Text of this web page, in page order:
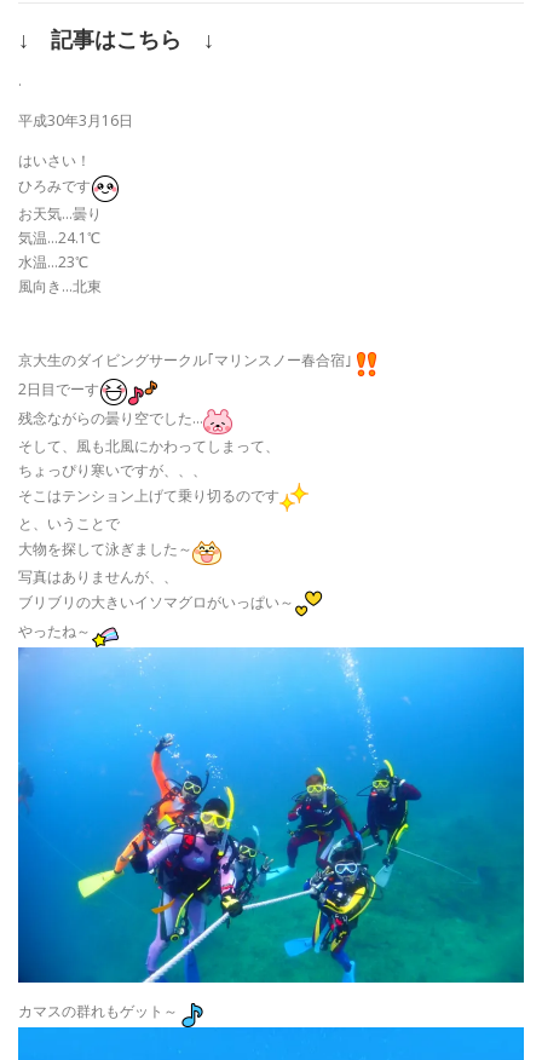
↓ 記事はこちら ↓
.
平成30年3月16日
はいさい！
ひろみです
お天気…曇り
気温…24.1℃
水温…23℃
風向き…北東
京大生のダイビングサークル｢マリンスノー春合宿｣
2日目でーす
残念ながらの曇り空でした…
そして、風も北風にかわってしまって、
ちょっぴり寒いですが、、、
そこはテンション上げて乗り切るのです
と、いうことで
大物を探して泳ぎました～
写真はありませんが、、
ブリブリの大きいイソマグロがいっぱい～
やったね～
カマスの群れもゲット～